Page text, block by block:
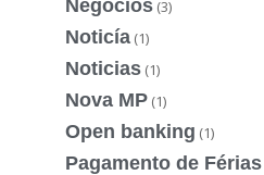
Negócios (3)
Noticía (1)
Noticias (1)
Nova MP (1)
Open banking (1)
Pagamento de Férias